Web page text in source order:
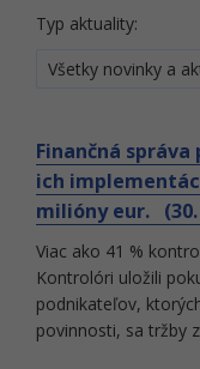
Typ aktuality:
Finančná
ich
milióny eur. (30.
Viac ako 41 %
Kontrolóri uložili
podnikateľov,
povinnosti, sa tržby